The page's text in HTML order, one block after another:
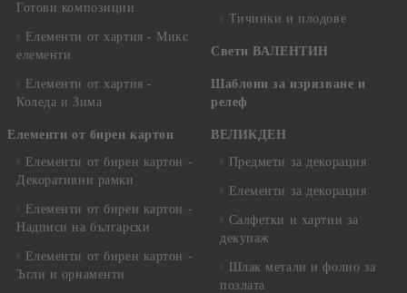
Готови композиции
Елементи от хартия - Микс
елементи
Елементи от хартия -
Коледа и Зима
Елементи от бирен картон
Елементи от бирен картон -
Декоративни рамки
Елементи от бирен картон -
Надписи на български
Елементи от бирен картон -
Ъгли и орнаменти
Тичинки и плодове
Свети ВАЛЕНТИН
Шаблони за изрязване и
релеф
ВЕЛИКДЕН
Предмети за декорация
Елементи за декорация
Салфетки и хартии за
декупаж
Шлак метали и фолио за
позлата